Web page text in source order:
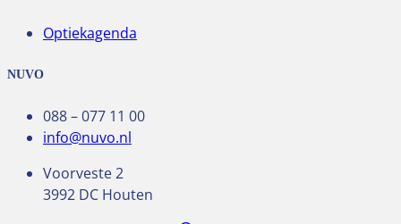
Optiekagenda
NUVO
088 – 077 11 00
info@nuvo.nl
Voorveste 2
3992 DC Houten